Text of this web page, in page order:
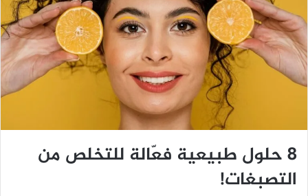
8 حلول طبيعية فعّالة للتخلص من
التصبغات!